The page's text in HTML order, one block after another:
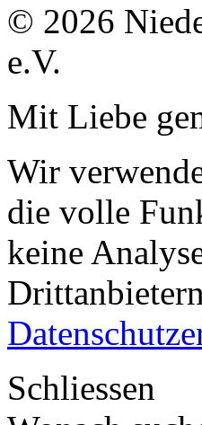
© 2026
e.V.
Mit Liebe
Wir
die volle
keine
Schliessen